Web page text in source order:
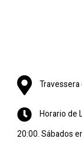
Travessera
Horario de
20:00. Sábados